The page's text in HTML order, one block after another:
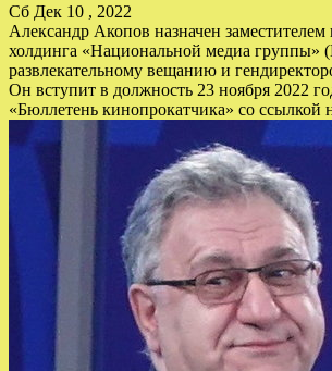
Сб Дек 10 , 2022
Александр Акопов назначен заместителем
холдинга «Национальной медиа
развлекательному вещанию и
Он вступит в должность 23 ноября 2022
«Бюллетень кинопрокатчика» со ссылкой